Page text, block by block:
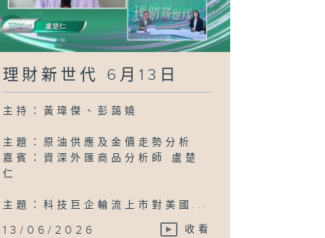
理財新世代 6月13日
主持：黃瑋傑、彭藹嬈
主題：原油供應及金價走勢分析
嘉賓：資深外匯商品分析師 盧楚
仁
主題：科技巨企輪流上市對美國...
13/06/2026 收看